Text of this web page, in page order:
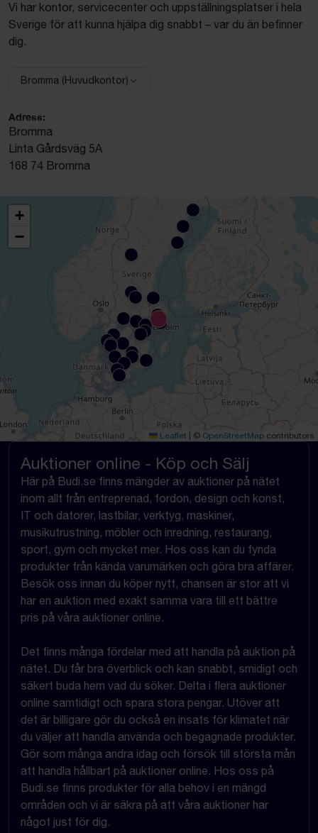
Vi har kontor, servicecenter och uppställningsplatser i hela
Sverige för att kunna hjälpa dig snabbt – var du än befinner
dig.
Välj anläggning:
Bromma (Huvudkontor)
Adress:
Bromma
Linta Gårdsväg 5A
168 74 Bromma
+
−
Leaflet © OpenStreetMap contributors
Auktioner online - Köp och Sälj
Här på Budi.se finns mängder av auktioner på nätet
inom allt från entreprenad, fordon, design och konst,
IT och datorer, lastbilar, verktyg, maskiner,
musikutrustning, möbler och inredning, restaurang,
sport, gym och mycket mer. Hos oss kan du fynda
produkter från kända varumärken och göra bra affärer.
Besök oss innan du köper nytt, chansen är stor att vi
har en auktion med exakt samma vara till ett bättre
pris på våra auktioner online.
Det finns många fördelar med att handla på auktion på
nätet. Du får bra överblick och kan snabbt, smidigt och
säkert buda hem vad du söker. Delta i flera auktioner
online samtidigt och spara stora pengar. Utöver att
det är billigare gör du också en insats för klimatet när
du väljer att handla använda och begagnade produkter.
Gör som många andra idag och försök till största mån
att handla hållbart på auktioner online. Hos oss på
Budi.se finns produkter för alla behov i en mängd
områden och vi är säkra på att våra auktioner har
något just för dig.